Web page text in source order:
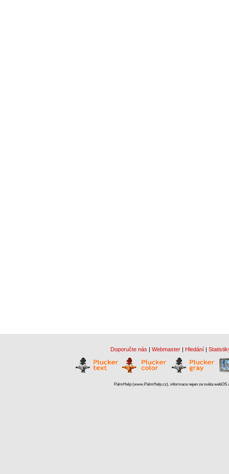
Doporučte nás | Webmaster | Hledání |
PalmHelp (www.PalmHelp.cz), informace nejen ze světa